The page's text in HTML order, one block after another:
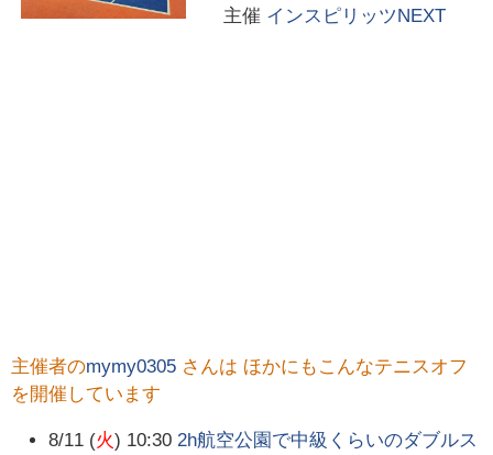
主催 インスピリッツNEXT
主催者のmymy0305 さんは ほかにもこんなテニスオフ
を開催しています
8/11 (火) 10:30 2h航空公園で中級くらいのダブルス